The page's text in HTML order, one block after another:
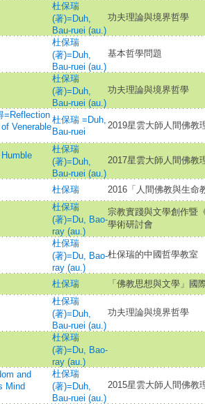
杜保瑞
(著)=Duh,
Bau-ruei (au.)
功夫理論與境界哲學
杜保瑞
(著)=Duh,
Bau-ruei (au.)
基本哲學問題
杜保瑞
(著)=Duh,
Bau-ruei (au.)
功夫理論與境界哲學
=Reflection
Venerable
杜保瑞 =Duh,
Bau-ruei
2019星雲大師人間佛教
杜保瑞
(著)=Duh,
Bau-ruei (au.)
2017星雲大師人間佛教
杜保瑞 2016「人間佛教與生命
杜保瑞
(著)=Du, Bao-
ray (au.)
宗教實踐與文學創作暨
學術研討會
杜保瑞
(著)=Du, Bao-
ray (au.)
杜保瑞的中國哲學教室
杜保瑞 「佛教思想與文學」國
杜保瑞
(著)=Duh,
Bau-ruei (au.)
功夫理論與境界哲學
杜保瑞
(著)=Du, Bao-
ray (au.)
and
Mind
杜保瑞
(著)=Duh,
Bau-ruei (au.)
2015星雲大師人間佛教